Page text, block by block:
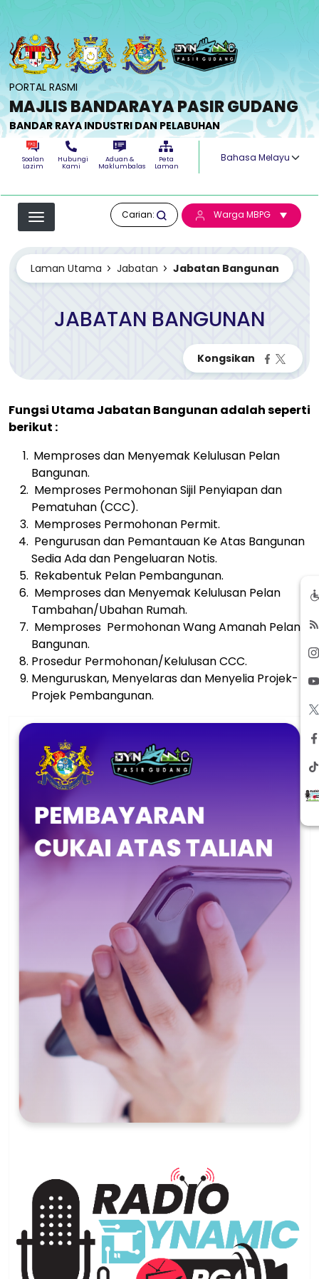
PORTAL RASMI
MAJLIS BANDARAYA PASIR GUDANG
BANDAR RAYA INDUSTRI DAN PELABUHAN
Soalan
Lazim
Hubungi
Kami
Aduan &
Maklumbalas
Peta
Laman
Select your
Carian: Warga MBPG
Laman Utama Jabatan Jabatan Bangunan
JABATAN BANGUNAN
Fungsi Utama Jabatan Bangunan adalah seperti
berikut :
Memproses dan Menyemak Kelulusan Pelan
Bangunan.
Memproses Permohonan Sijil Penyiapan dan
Pematuhan (CCC).
Memproses Permohonan Permit.
Pengurusan dan Pemantauan Ke Atas Bangunan
Sedia Ada dan Pengeluaran Notis.
Rekabentuk Pelan Pembangunan.
Memproses dan Menyemak Kelulusan Pelan
Tambahan/Ubahan Rumah.
Memproses Permohonan Wang Amanah Pelan
Bangunan.
Prosedur Permohonan/Kelulusan CCC.
Menguruskan, Menyelaras dan Menyelia Projek-
Projek Pembangunan.